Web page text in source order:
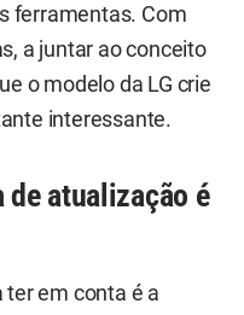
ferramentas. Com
a juntar ao conceito
o modelo da LG crie
interessante.
de atualização é
ter em conta é a